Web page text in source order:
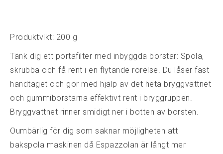
Produktvikt: 200 g
Tänk dig ett portafilter med inbyggda borstar: Spola,
skrubba och få rent i en flytande rörelse. Du låser fast
handtaget och gör med hjälp av det heta bryggvattnet
och gummiborstarna effektivt rent i bryggruppen.
Bryggvattnet rinner smidigt ner i botten av borsten.
Oumbärlig för dig som saknar möjligheten att
bakspola maskinen då Espazzolan är långt mer